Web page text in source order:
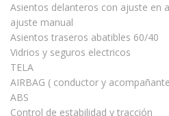
Asientos delanteros con ajuste en
ajuste manual
Asientos traseros abatibles 60/40
Vidrios y seguros electricos
TELA
AIRBAG ( conductor y
ABS
Control de estabilidad y tracción